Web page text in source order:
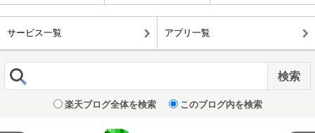
サービス一覧 アプリ一覧
楽天ブログ全体を検索 このブログ内を検索